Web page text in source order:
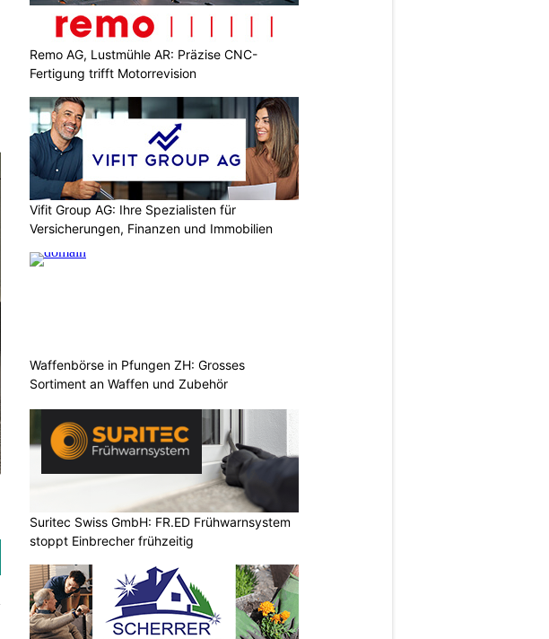
Remo AG, Lustmühle AR: Präzise CNC-
Fertigung trifft Motorrevision
Vifit Group AG: Ihre Spezialisten für
Versicherungen, Finanzen und Immobilien
Waffenbörse in Pfungen ZH: Grosses
Sortiment an Waffen und Zubehör
Suritec Swiss GmbH: FR.ED Frühwarnsystem
stoppt Einbrecher frühzeitig